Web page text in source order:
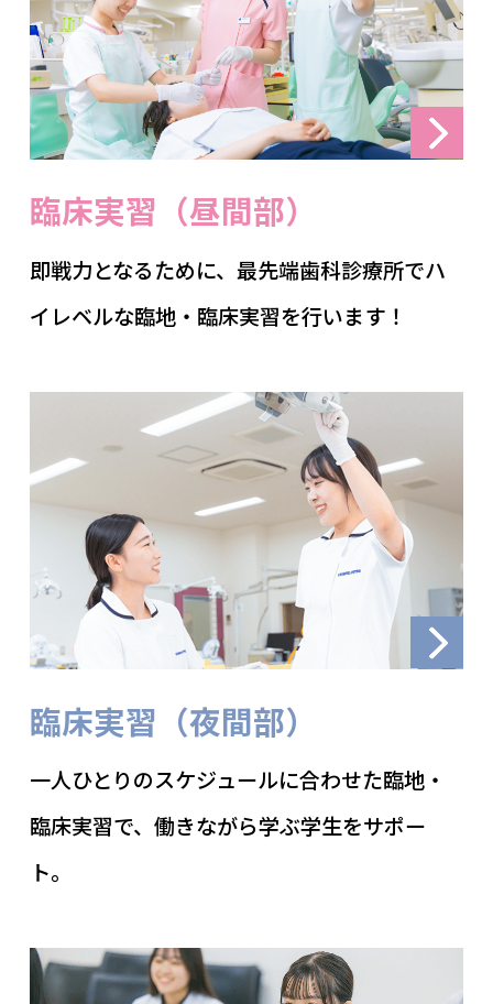
臨床実習（昼間部）
即戦力となるために、最先端歯科診療所でハ
イレベルな臨地・臨床実習を行います！
臨床実習（夜間部）
一人ひとりのスケジュールに合わせた臨地・
臨床実習で、働きながら学ぶ学生をサポー
ト。